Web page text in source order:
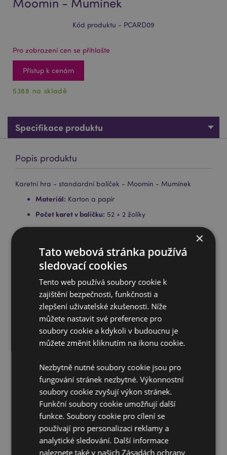
Kód produktu - PCARD09
Pro zobrazení cen se přihlašte
Přístup k cenám
5388 na skladě
Specifikace produktu
Popis produktu
Karetní hra - standardní balíček - Moomin - Mumínek
Materiál: Karton a papír
Počet karet v balíčku: 52 + 2 žolíky
Informace o licenci:Tento produkt je plně licencován
pro níže uvedená místa. Pokud se nacházíte mimo
tyto oblasti, nepokoušejte se tento produkt zakoupit;
pokud tak učiníte, produkt bude z vaší objednávky
odstraněn. Pokud potřebujete další informace, obraťte
se prosím na náš tým zákaznického servisu.
Licencovaná území:
Ålandské ostrovy, Albánie,
Rakousko, Azory (Portugalsko), Bahrajn, Baleárské
ostrovy (Španělsko), Belgie, Bermudy, Bosna a
Hercegovina, Bulharsko, Kanada, Kanárské ostrovy
(Španělsko), Ceuta a Melilla, Korsika (Francie),
Chorvatsko, Kypr, Česká republika, Dánsko, Estonsko,
Guernsey (Normanské ostrovy), Svatý stolec
(Vatikánský městský stát), Hongkong, Maďarsko,
Island, Irsko, Ostrov Man (Spojené království), Itálie
(pevnina), Jersey (Normanské ostrovy), Jordánsko,
Kosovo, Kuvajt, Lotyšsko, Lichtenštejnsko, Litva,
Lucembursko, Severní Makedonie, Madeira
(Portugalsko), Malta, Martinik, Mayotte, Moldavsko,
Monako, Černá Hora, Nizozemsko, Norsko, Palestina,
Polsko, Portugalsko (pevnina), Katar, Réunion,
×
Tato webová stránka používá
sledovací cookies
Tento web používá soubory cookie k
zajištění bezpečnosti, funkčnosti a
zlepšení uživatelské zkušenosti. Níže
můžete nastavit své preference pro
soubory cookie a kdykoli v budoucnu je
můžete změnit kliknutím na ikonu cookie.
Nezbytně nutné soubory cookie jsou pro
fungování stránek nezbytné. Výkonnostní
soubory cookie zvyšují výkon stránek.
Funkční soubory cookie umožňují další
funkce. Soubory cookie pro cílení se
používají pro personalizaci reklamy a
analytické sledování. Další informace
naleznete také v našich Zásadách ochrany